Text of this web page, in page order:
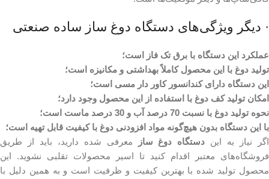
· دیگر ویژگی‌های دستگاه دوغ ساز ساده صنعتی
عملکرد این دستگاه با برق تک فاز است؛
تولید دوغ با این محصول کاملاً بهداشتی و مکانیزه است؛
این دستگاه دارای کندانسور کاور دار مسی است؛
امکان تولید کف دوغ با استفاده از این محصول وجود دارد؛
نحوه تولید دوغ با نسبت 70 درصد آب و 30 درصد ماست است؛
با این دستگاه بدون هیچ‌گونه مواد افزودنی دوغ با کیفیت قابل تهیه است؛
اگر نیاز به این دستگاه دوغ ساز
معرفی شده دارید، باید از طریق
فروشگاه‌های معتبر اقدام کنید تا اسیر محصولات تقلبی نشوید. این
محصول تولید شده با بهترین کیفیت و ظرفیت است و به همین دلیل با